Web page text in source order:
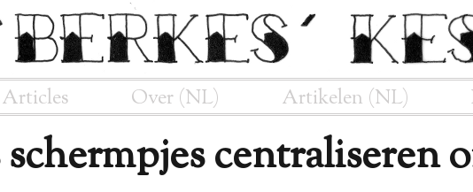
Articles Over (NL) Artikelen (NL)
centraliseren